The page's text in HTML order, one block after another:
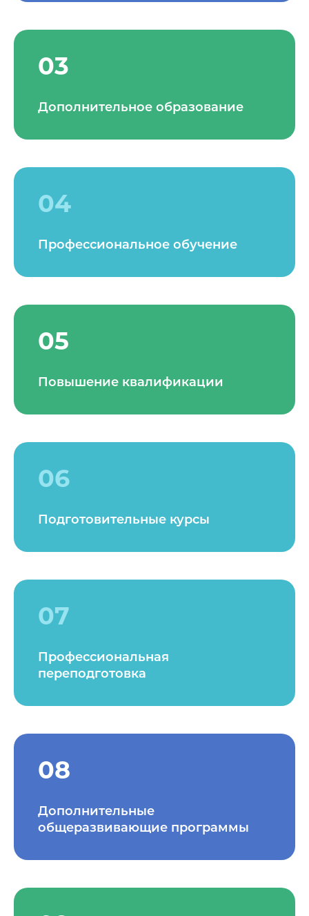
03
Дополнительное образование
04
Профессиональное обучение
05
Повышение квалификации
06
Подготовительные курсы
07
Профессиональная
переподготовка
08
Дополнительные
общеразвивающие программы